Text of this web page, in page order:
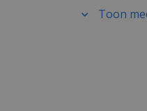
Toon